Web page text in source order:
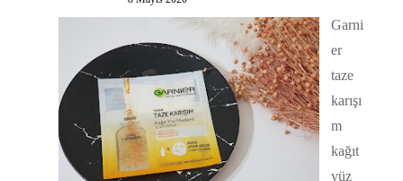
Garni
er
taze
karışı
m
kağıt
yüz